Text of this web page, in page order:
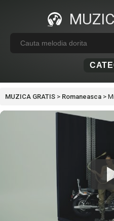
MUZICA GRATIS > Romaneasca >